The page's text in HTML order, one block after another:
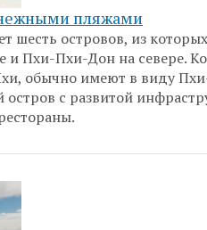
пляжами
шесть островов, из
и Пхи-Пхи-Дон на севере.
обычно имеют в виду
с развитой